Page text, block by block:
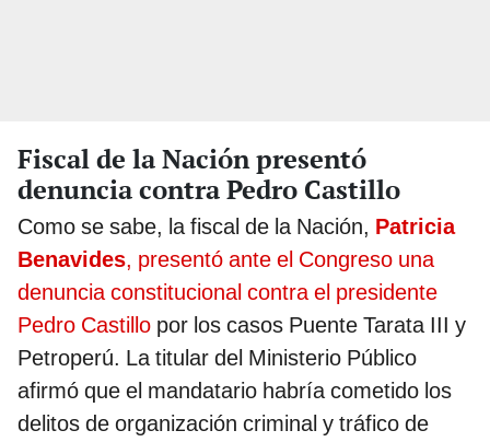
Fiscal de la Nación presentó
denuncia contra Pedro Castillo
Como se sabe, la fiscal de la Nación, Patricia
Benavides, presentó ante el Congreso una
denuncia constitucional contra el presidente
Pedro Castillo por los casos Puente Tarata III y
Petroperú. La titular del Ministerio Público
afirmó que el mandatario habría cometido los
delitos de organización criminal y tráfico de